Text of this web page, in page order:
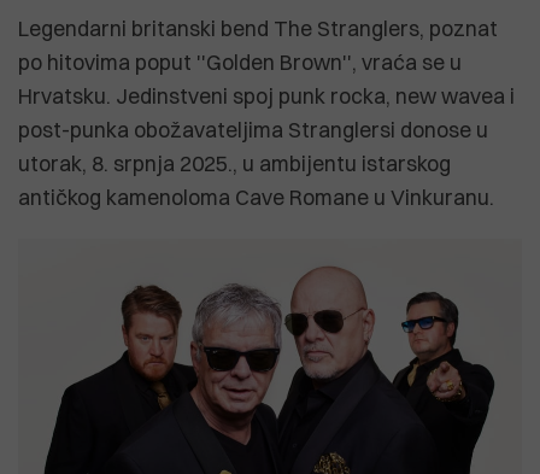
Legendarni britanski bend The Stranglers, poznat
po hitovima poput ''Golden Brown'', vraća se u
Hrvatsku. Jedinstveni spoj punk rocka, new wavea i
post-punka obožavateljima Stranglersi donose u
utorak, 8. srpnja 2025., u ambijentu istarskog
antičkog kamenoloma Cave Romane u Vinkuranu.